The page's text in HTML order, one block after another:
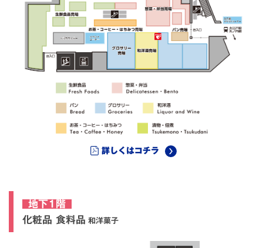
詳しくはコチラ
地下1階
化粧品 食料品 和洋菓子